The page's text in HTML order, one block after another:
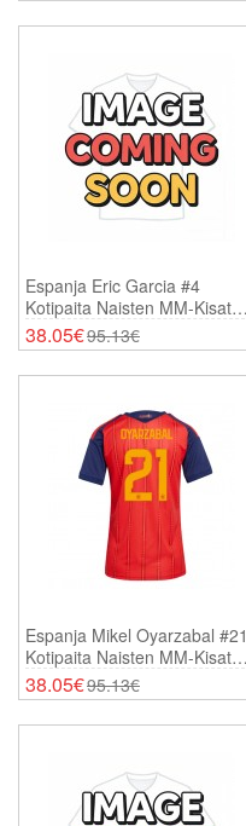
Espanja Eric Garcia #4
Kotipaita Naisten MM-Kisat
2026 Lyhythihainen
38.05€95.13€
Espanja Mikel Oyarzabal #21
Kotipaita Naisten MM-Kisat
2026 Lyhythihainen
38.05€95.13€